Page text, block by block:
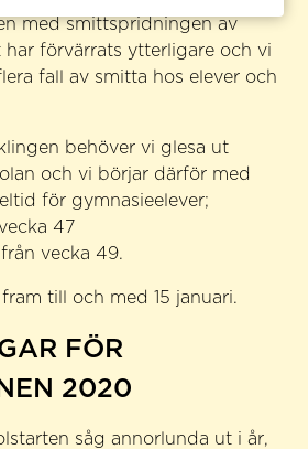
med smittspridningen av
har förvärrats ytterligare och vi
fall av smitta hos elever och
behöver vi glesa ut
och vi börjar därför med
för gymnasieelever;
47
vecka 49.
till och med 15 januari.
FÖR
2020
såg annorlunda ut i år,